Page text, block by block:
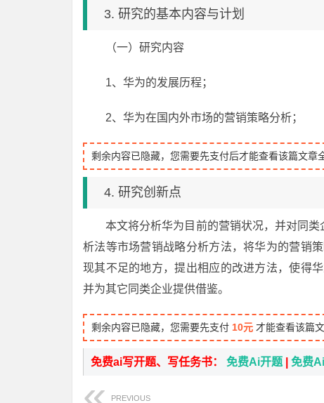
3. 研究的基本内容与计划
（一）研究内容
1、华为的发展历程；
2、华为在国内外市场的营销策略分析；
剩余内容已隐藏，您需要先支付后才能查看该篇文章
4. 研究创新点
本文将分析华为目前的营销状况，并对同
析法等市场营销战略分析方法，将华为的营销
现其不足的地方，提出相应的改进方法，使得
并为其它同类企业提供借鉴。
剩余内容已隐藏，您需要先支付 10元 才能查看该篇
免费ai写开题、写任务书： 免费Ai开题 免费
PREVIOUS